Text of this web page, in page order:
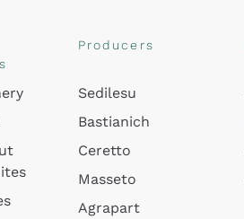
Producers
Sedilesu
Bastianich
Ceretto
Masseto
Agrapart